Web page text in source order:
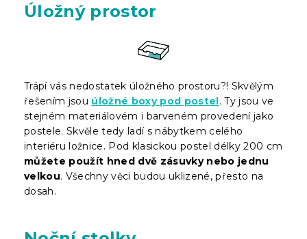
Úložný prostor
Trápí vás nedostatek úložného prostoru?! Skvělým
řešením jsou úložné boxy pod postel. Ty jsou ve
stejném materiálovém i barveném provedení jako
postele. Skvěle tedy ladí s nábytkem celého
interiéru ložnice. Pod klasickou postel délky 200 cm
můžete použít hned dvě zásuvky nebo jednu
velkou. Všechny věci budou uklizené, přesto na
dosah.